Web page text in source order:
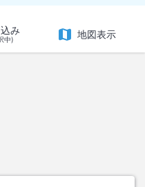
み
中) 地図表示